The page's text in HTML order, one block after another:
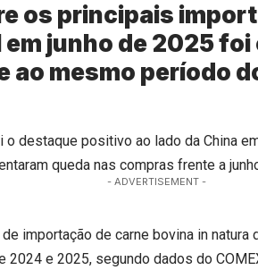
os principais
junho de 2025 foi
ao mesmo período
destaque positivo ao lado da China
queda nas compras frente a
- ADVERTISEMENT -
importação de carne bovina in
2024 e 2025, segundo dados do